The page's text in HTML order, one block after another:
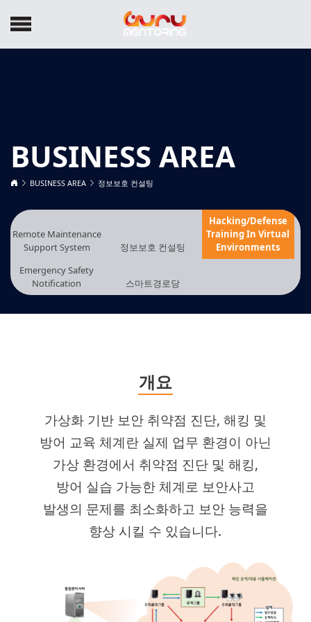
BUSINESS AREA
BUSINESS AREA 정보보호 컨설팅
Remote Maintenance
Support System
정보보호 컨설팅
Hacking/Defense
Training In Virtual
Environments
Emergency Safety
Notification
스마트경로당
개요
가상화 기반 보안 취약점 진단, 해킹 및
방어 교육 체계란 실제 업무 환경이 아닌
가상 환경에서 취약점 진단 및 해킹,
방어 실습 가능한 체계로 보안사고
발생의 문제를 최소화하고 보안 능력을
향상 시킬 수 있습니다.